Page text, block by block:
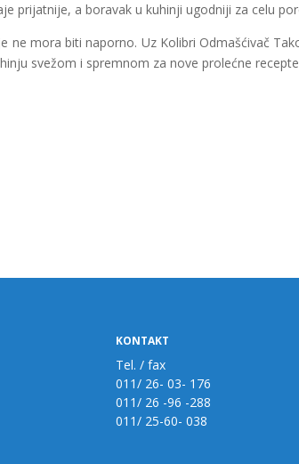
prijatnije, a boravak u kuhinji ugodniji za celu
ne mora biti naporno. Uz Kolibri Odmašćivač
svežom i spremnom za nove prolećne
KONTAKT
Tel. / fax
011/ 26- 03- 176
011/ 26 -96 -288
011/ 25-60- 038